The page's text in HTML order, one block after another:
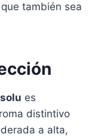
también sea
es
distintivo
a alta,